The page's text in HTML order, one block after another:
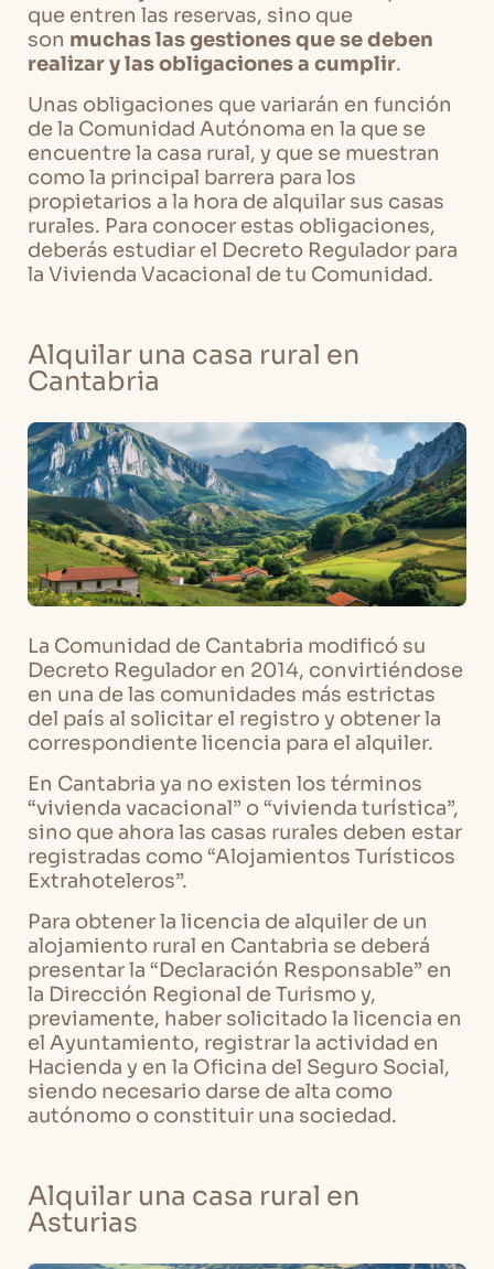
que entren las reservas, sino que
son muchas las gestiones que se deben
realizar y las obligaciones a cumplir.
Unas obligaciones que variarán en función
de la Comunidad Autónoma en la que se
encuentre la casa rural, y que se muestran
como la principal barrera para los
propietarios a la hora de alquilar sus casas
rurales. Para conocer estas obligaciones,
deberás estudiar el Decreto Regulador para
la Vivienda Vacacional de tu Comunidad.
Alquilar una casa rural en
Cantabria
La Comunidad de Cantabria modificó su
Decreto Regulador en 2014, convirtiéndose
en una de las comunidades más estrictas
del país al solicitar el registro y obtener la
correspondiente licencia para el alquiler.
En Cantabria ya no existen los términos
“vivienda vacacional” o “vivienda turística”,
sino que ahora las casas rurales deben estar
registradas como “Alojamientos Turísticos
Extrahoteleros”.
Para obtener la licencia de alquiler de un
alojamiento rural en Cantabria se deberá
presentar la “Declaración Responsable” en
la Dirección Regional de Turismo y,
previamente, haber solicitado la licencia en
el Ayuntamiento, registrar la actividad en
Hacienda y en la Oficina del Seguro Social,
siendo necesario darse de alta como
autónomo o constituir una sociedad.
Alquilar una casa rural en
Asturias